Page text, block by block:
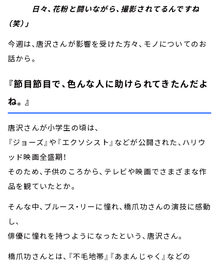
日々、花粉と闘いながら、撮影されてるんですね
（笑）」
今週は、唐沢さんが影響を受けた方々、モノについてのお
話から。
『節目節目で、色んな人に助けられてきたんだよ
ね。』
唐沢さんが小学生の頃は、
『ジョーズ』や『エクソシスト』などが公開された、ハリウ
ッド映画全盛期！
そのため、子供のころから、テレビや映画でさまざまな作
品を観ていたとか。
そんな中、ブルース・リーに憧れ、橋爪功さんの演技に感動
し、
俳優に憧れを持つようになったという、唐沢さん。
橋爪功さんとは、『不毛地帯』『あまんじゃく』などの